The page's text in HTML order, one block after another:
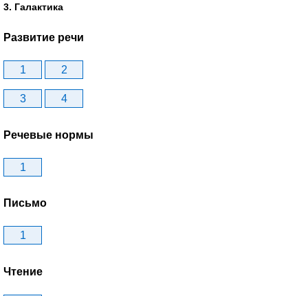
3. Галактика
Развитие речи
1 2
3 4
Речевые нормы
1
Письмо
1
Чтение